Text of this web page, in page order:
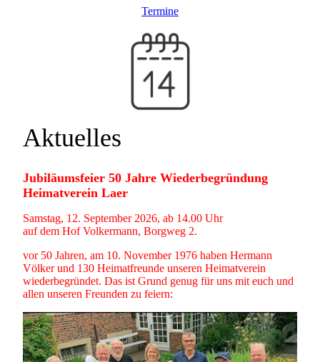
Termine
Aktuelles
Jubiläumsfeier 50 Jahre Wiederbegründung
Heimatverein Laer
Samstag, 12. September 2026, ab 14.00 Uhr
auf dem Hof Volkermann, Borgweg 2.
vor 50 Jahren, am 10. November 1976 haben Hermann
Völker und 130 Heimatfreunde unseren Heimatverein
wiederbegründet. Das ist Grund genug für uns mit euch und
allen unseren Freunden zu feiern: